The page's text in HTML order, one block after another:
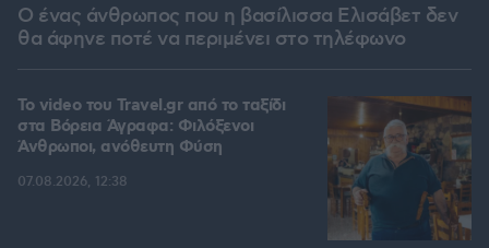
Ο ένας άνθρωπος που η βασίλισσα Ελισάβετ δεν
θα άφηνε ποτέ να περιμένει στο τηλέφωνο
To video του Travel.gr από το ταξίδι
στα Βόρεια Άγραφα: Φιλόξενοι
Άνθρωποι, ανόθευτη Φύση
07.08.2026, 12:38